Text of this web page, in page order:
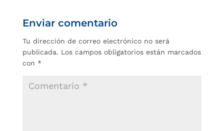
Enviar comentario
Tu dirección de correo electrónico no será
publicada. Los campos obligatorios están marcados
con *